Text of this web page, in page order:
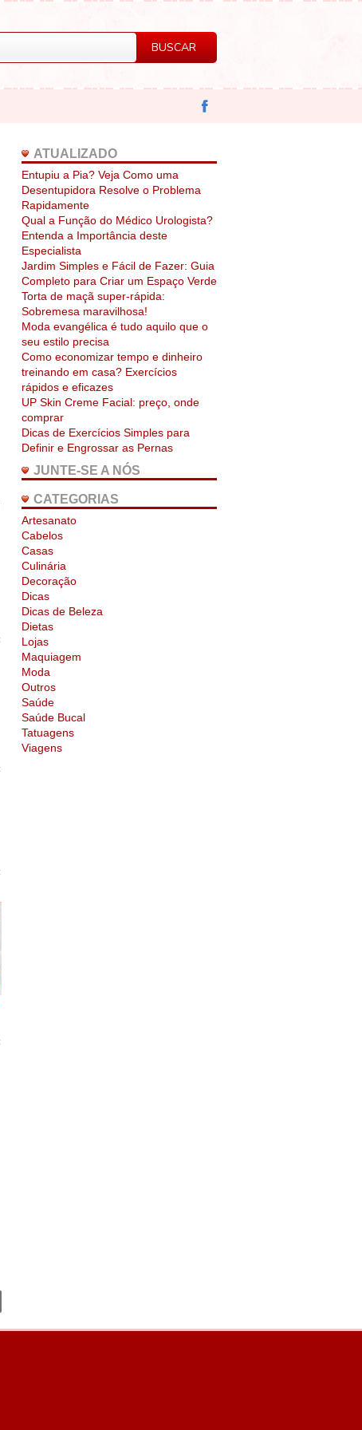
ATUALIZADO
Entupiu a Pia? Veja Como uma
Desentupidora Resolve o Problema
Rapidamente
Qual a Função do Médico Urologista?
Entenda a Importância deste
Especialista
Jardim Simples e Fácil de Fazer: Guia
Completo para Criar um Espaço Verde
Torta de maçã super-rápida:
Sobremesa maravilhosa!
Moda evangélica é tudo aquilo que o
seu estilo precisa
Como economizar tempo e dinheiro
treinando em casa? Exercícios
rápidos e eficazes
UP Skin Creme Facial: preço, onde
comprar
Dicas de Exercícios Simples para
Definir e Engrossar as Pernas
JUNTE-SE A NÓS
CATEGORIAS
Artesanato
Cabelos
Casas
Culinária
Decoração
Dicas
Dicas de Beleza
Dietas
Lojas
Maquiagem
Moda
Outros
Saúde
Saúde Bucal
Tatuagens
Viagens